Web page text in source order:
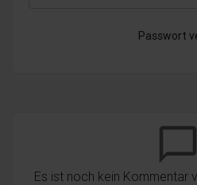
Passwort
chat_bubble_outline
Es ist noch kein Kommentar